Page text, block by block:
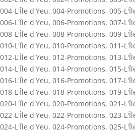
004-L'Île d'Yeu, 004-Promotions, 005-
006-L'Île d'Yeu, 006-Promotions, 007-
008-L'Île d'Yeu, 008-Promotions, 009-
010-L'Île d'Yeu, 010-Promotions, 011-
012-L'Île d'Yeu, 012-Promotions, 013-
014-L'Île d'Yeu, 014-Promotions, 015-
016-L'Île d'Yeu, 016-Promotions, 017-
018-L'Île d'Yeu, 018-Promotions, 019-
020-L'Île d'Yeu, 020-Promotions, 021-
022-L'Île d'Yeu, 022-Promotions, 023-
024-L'Île d'Yeu, 024-Promotions, 025-